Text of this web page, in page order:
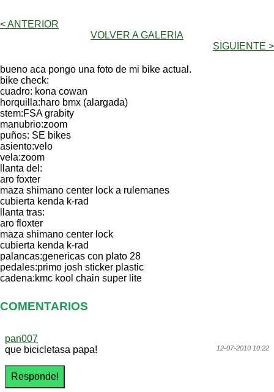
< ANTERIOR
VOLVER A GALERIA
SIGUIENTE >
bueno aca pongo una foto de mi bike actual.
bike check:
cuadro: kona cowan
horquilla:haro bmx (alargada)
stem:FSA grabity
manubrio:zoom
puños: SE bikes
asiento:velo
vela:zoom
llanta del:
aro foxter
maza shimano center lock a rulemanes
cubierta kenda k-rad
llanta tras:
aro floxter
maza shimano center lock
cubierta kenda k-rad
palancas:genericas con plato 28
pedales:primo josh sticker plastic
cadena:kmc kool chain super lite
COMENTARIOS
pan007
12-07-2010 10:22
que bicicletasa papa!